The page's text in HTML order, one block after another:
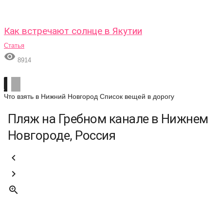
Как встречают солнце в Якутии
Статья
 8914
Что взять в Нижний Новгород Список вещей в дорогу
Пляж на Гребном канале в Нижнем
Новгороде, Россия


